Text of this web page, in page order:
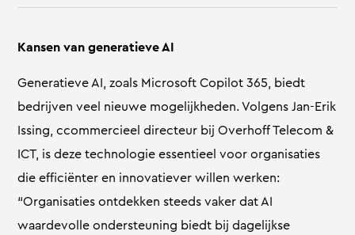
Kansen van generatieve AI
Generatieve AI, zoals Microsoft Copilot 365, biedt
bedrijven veel nieuwe mogelijkheden. Volgens Jan-Erik
Issing, ccommercieel directeur bij Overhoff Telecom &
ICT, is deze technologie essentieel voor organisaties
die efficiënter en innovatiever willen werken:
“Organisaties ontdekken steeds vaker dat AI
waardevolle ondersteuning biedt bij dagelijkse